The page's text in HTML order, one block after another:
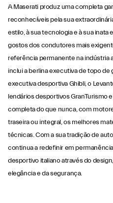
A Maserati produz uma completa
reconhecíveis pela sua
estilo, à sua tecnologia e à sua inata
gostos dos condutores mais
referência permanente na indústria
inclui a berlina executiva de topo de
executiva desportiva Ghibli, o
lendários desportivos GranTurismo
completa do que nunca, com
traseira ou integral, os melhores
técnicas. Com a sua tradição de
continua a redefinir em
desportivo italiano através do
elegância e da segurança.